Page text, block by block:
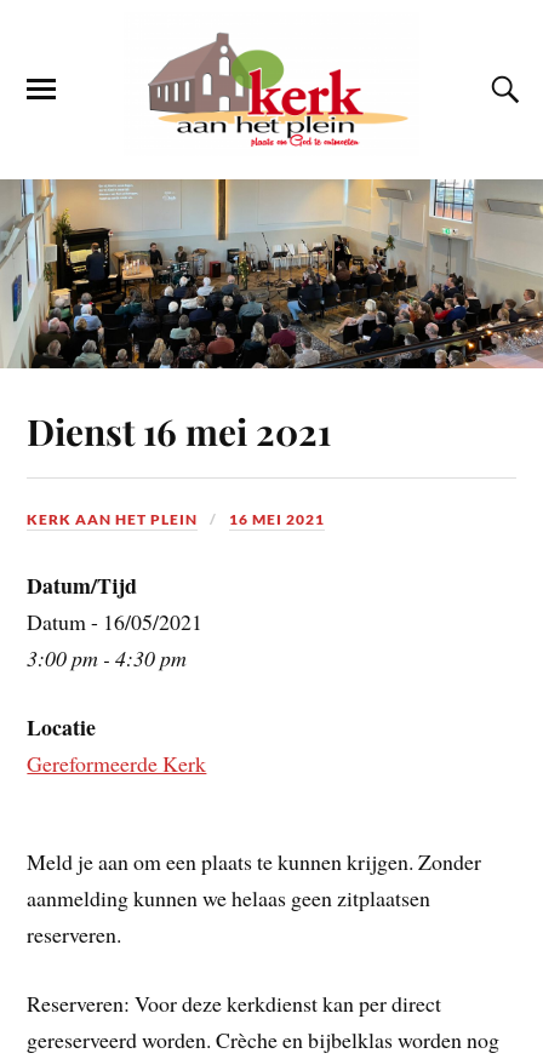
Dienst 16 mei 2021
KERK AAN HET PLEIN 16 MEI 2021
Datum/Tijd
Datum - 16/05/2021
3:00 pm - 4:30 pm
Locatie
Gereformeerde Kerk
Meld je aan om een plaats te kunnen krijgen. Zonder
aanmelding kunnen we helaas geen zitplaatsen
reserveren.
Reserveren: Voor deze kerkdienst kan per direct
gereserveerd worden. Crèche en bijbelklas worden nog